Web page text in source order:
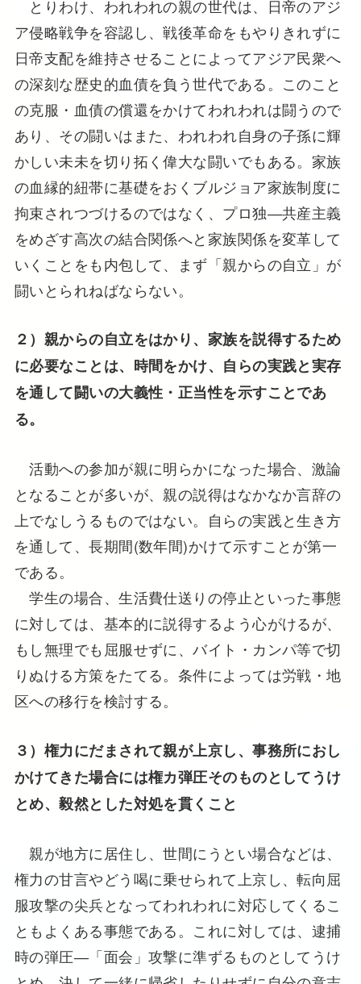
とりわけ、われわれの親の世代は、日帝のアジ
ア侵略戦争を容認し、戦後革命をもやりきれずに
日帝支配を維持させることによってアジア民衆へ
の深刻な歴史的血債を負う世代である。このこと
の克服・血債の償還をかけてわれわれは闘うので
あり、その闘いはまた、われわれ自身の子孫に輝
かしい未未を切り拓く偉大な闘いでもある。家族
の血縁的紐帯に基礎をおくブルジョア家族制度に
拘束されつづけるのではなく、プロ独―共産主義
をめざす高次の結合関係へと家族関係を変革して
いくことをも内包して、まず「親からの自立」が
闘いとられねばならない。
２）親からの自立をはかり、家族を説得するため
に必要なことは、時間をかけ、自らの実践と実存
を通して闘いの大義性・正当性を示すことであ
る。
活動への参加が親に明らかになった場合、激論
となることが多いが、親の説得はなかなか言辞の
上でなしうるものではない。自らの実践と生き方
を通して、長期間(数年間)かけて示すことが第一
である。
学生の場合、生活費仕送りの停止といった事態
に対しては、基本的に説得するよう心がけるが、
もし無理でも屈服せずに、バイト・カンパ等で切
りぬける方策をたてる。条件によっては労戦・地
区への移行を検討する。
３）権力にだまされて親が上京し、事務所におし
かけてきた場合には権カ弾圧そのものとしてうけ
とめ、毅然とした対処を貫くこと
親が地方に居住し、世間にうとい場合などは、
権力の甘言やどう喝に乗せられて上京し、転向屈
服攻撃の尖兵となってわれわれに対応してくるこ
ともよくある事態である。これに対しては、逮捕
時の弾圧―「面会」攻撃に準ずるものとしてうけ